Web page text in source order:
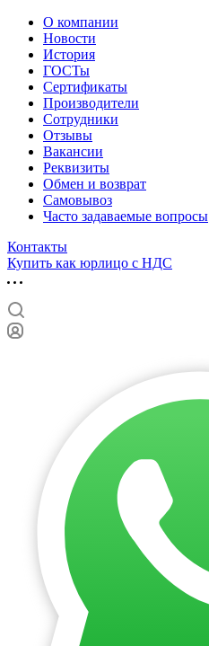
О компании
Новости
История
ГОСТы
Сертификаты
Производители
Сотрудники
Отзывы
Вакансии
Реквизиты
Обмен и возврат
Самовывоз
Часто задаваемые вопросы
Контакты
Купить как юрлицо с НДС